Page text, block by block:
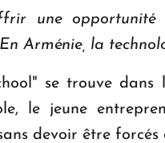
une
Arménie, la
se trouve
le jeune
devoir être